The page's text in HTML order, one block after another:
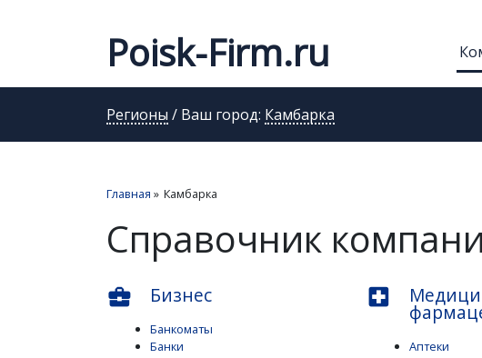
Poisk-Firm.ru
Регионы / Ваш город: Камбарка
Главная » Камбарка
Справочник
business_center Бизнес
Банкоматы
Банки
local_hospital
Аптеки